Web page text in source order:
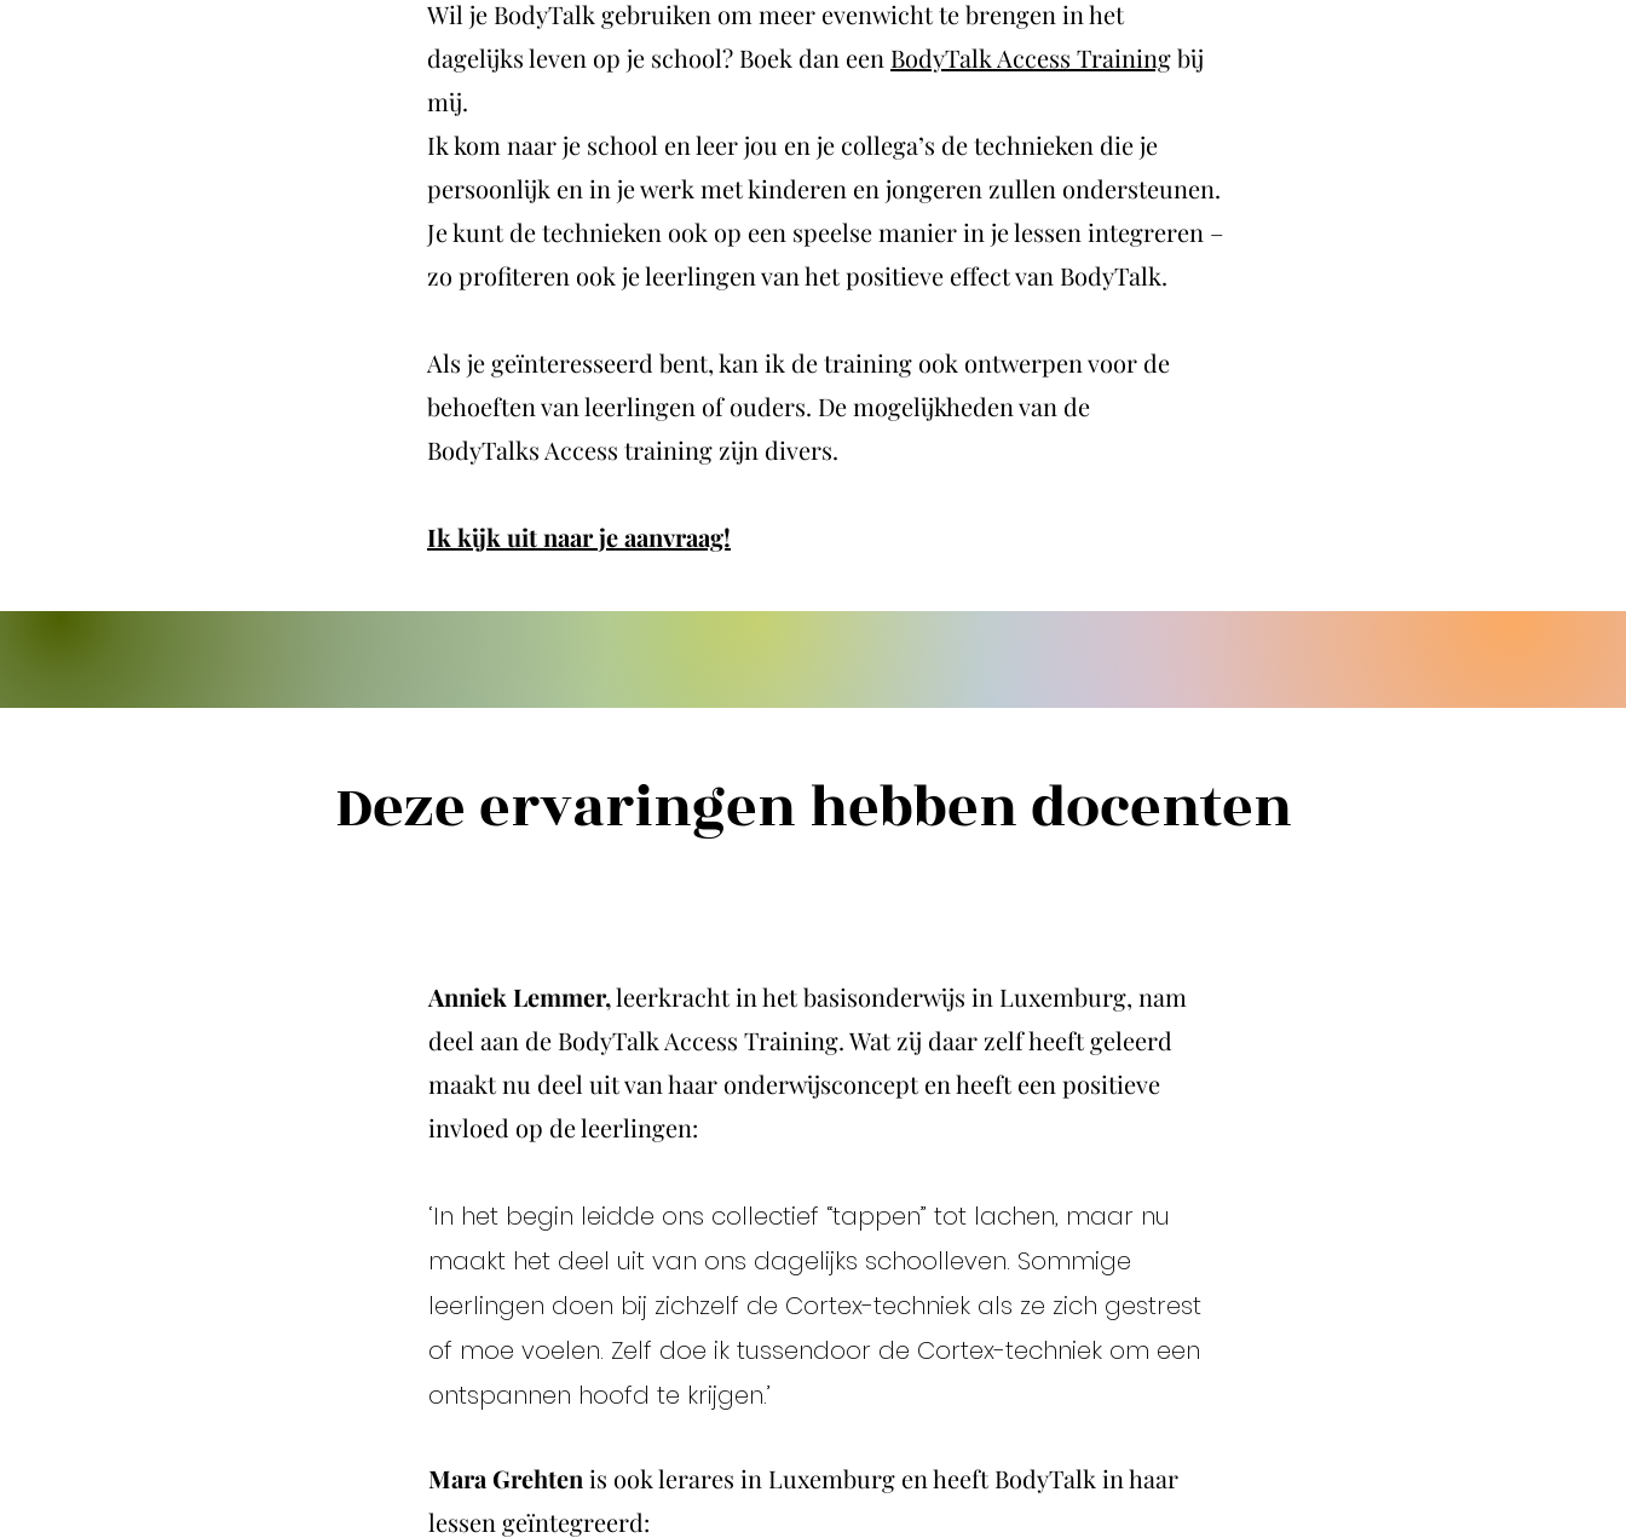
Wil je BodyTalk gebruiken om meer evenwicht te brengen in het
dagelijks leven op je school? Boek dan een BodyTalk Access Trainingbij
mij.
Ik kom naar je school en leer jou en je collega’s de technieken die je
persoonlijk en in je werk met kinderen en jongeren zullen ondersteunen.
Je kunt de technieken ook op een speelse manier in je lessen integreren –
zo profiteren ook je leerlingen van het positieve effect van BodyTalk.
Als je geïnteresseerd bent, kan ik de training ook ontwerpen voor de
behoeften van leerlingen of ouders. De mogelijkheden van de
BodyTalks Access training zijn divers.
Ik kijk uit naar je aanvraag!
Deze ervaringen hebben docenten
Anniek Lemmer,leerkracht in het basisonderwijs in Luxemburg, nam
deel aan de BodyTalk Access Training. Wat zij daar zelf heeft geleerd
maakt nu deel uit van haar onderwijsconcept en heeft een positieve
invloed op de leerlingen:
‘In het begin leidde ons collectief “tappen” tot lachen, maar nu
maakt het deel uit van ons dagelijks schoolleven. Sommige
leerlingen doen bij zichzelf de Cortex-techniek als ze zich gestrest
of moe voelen. Zelf doe ik tussendoor de Cortex-techniek om een
ontspannen hoofd te krijgen.’
Mara Grehten is ook lerares in Luxemburg en heeft BodyTalk in haar
lessen geïntegreerd: